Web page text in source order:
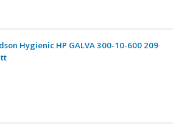
Hygienic HP GALVA 300-10-600 209